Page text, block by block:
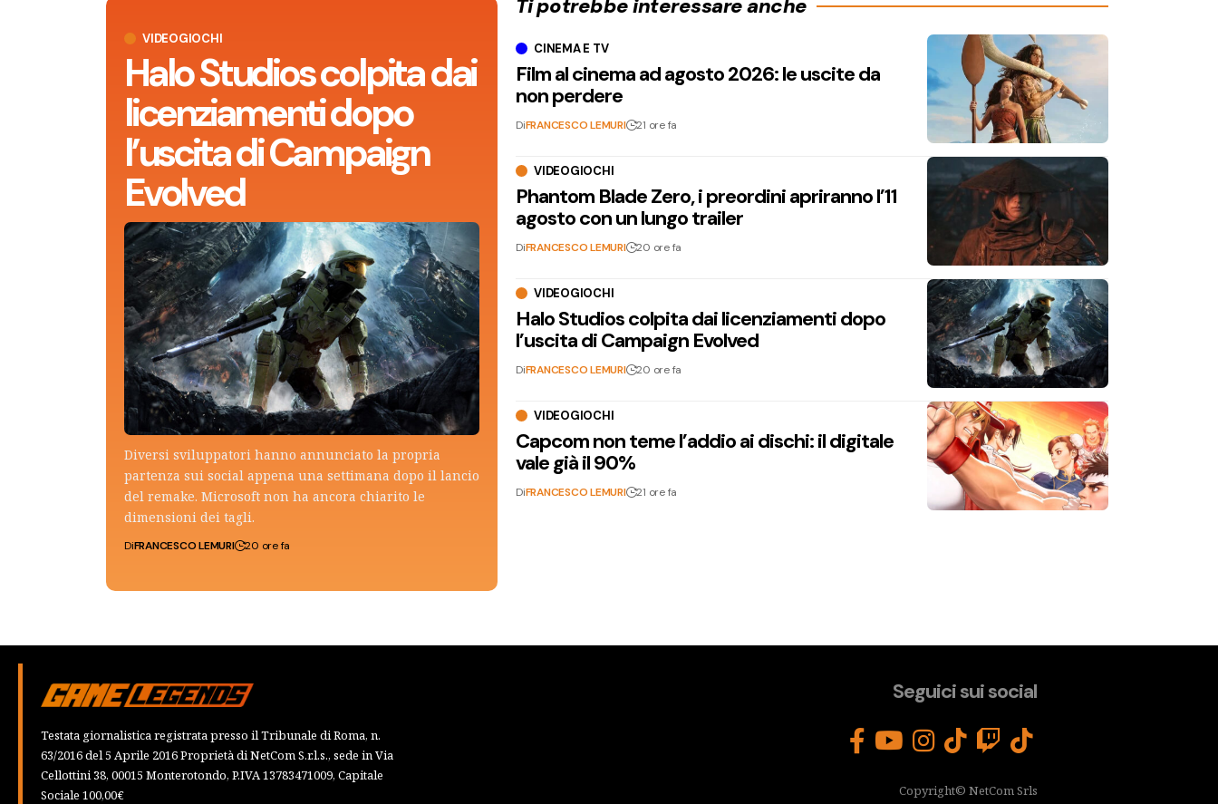
VIDEOGIOCHI
Halo Studios colpita dai
licenziamenti dopo
l’uscita di Campaign
Evolved
Diversi sviluppatori hanno annunciato la propria
partenza sui social appena una settimana dopo il lancio
del remake. Microsoft non ha ancora chiarito le
dimensioni dei tagli.
DiFRANCESCO LEMURI 20 ore fa
Ti potrebbe interessare anche
CINEMA E TV
Film al cinema ad agosto 2026: le uscite da
non perdere
DiFRANCESCO LEMURI 21 ore fa
VIDEOGIOCHI
Phantom Blade Zero, i preordini apriranno l’11
agosto con un lungo trailer
DiFRANCESCO LEMURI 20 ore fa
VIDEOGIOCHI
Halo Studios colpita dai licenziamenti dopo
l’uscita di Campaign Evolved
DiFRANCESCO LEMURI 20 ore fa
VIDEOGIOCHI
Capcom non teme l’addio ai dischi: il digitale
vale già il 90%
DiFRANCESCO LEMURI 21 ore fa
Testata giornalistica registrata presso il Tribunale di Roma, n.
63/2016 del 5 Aprile 2016 Proprietà di NetCom S.r.l.s., sede in Via
Cellottini 38, 00015 Monterotondo, P.IVA 13783471009, Capitale
Sociale 100,00€
Seguici sui social
Copyright© NetCom Srls